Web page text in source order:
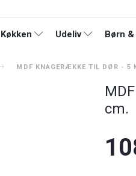
Køkken Udeliv Børn
MDF KNAGERÆKKE TIL DØR - 5
cm.